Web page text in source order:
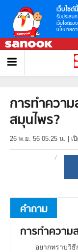
เว็บไซต์
รับประสบ
เว็บไซต์ขอ
นโยบายค
การทำควา
สมุนไพร?
26 พ.ย. 56 05.25 น. เ
คำถาม
การทำความ
อยากทราบวิ